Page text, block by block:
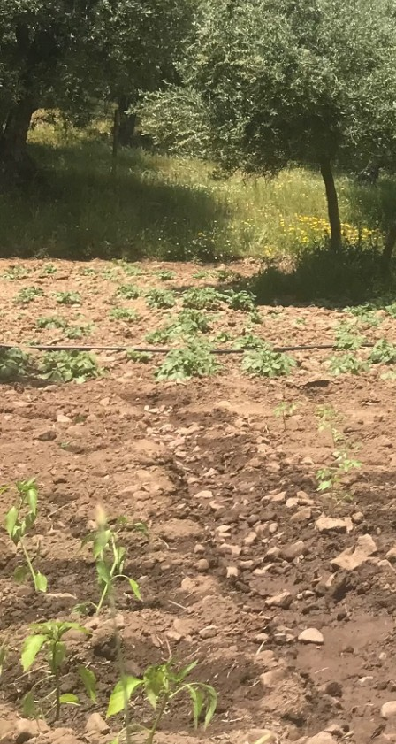
Ingredientes:
2 dl azeite reserva 2lts
2 dl mel de marvão
1 colher de café canela em pó
4 ovos das nossas galinhas
200 grs açúcar
200 grs farinha de trigo sem fermento
1 colher de café erva-doce em pó
Instruções:
1- Bata muito bem numa taça o azeite, açúcar, mel e os ovos.
2- Adicione a canela e a erva doce.
3- Bata a massa adicionando farinha de trigo.
4 - Ponha a massa numa forma, barrada com margarina e com
farinha em pó.
5 - Leve a cozer em forno moderado cerca de + ou - 40
minutos.
Tabela de Nutrição
Calories: 424kcal | Carbohydrates: 50g | Protein: 6g | Fat:
24g | Saturated Fat: 4g | Cholesterol: 67mg | Sodium: 75mg |
Potassium: 140mg | Fiber: 2g | Sugar: 33g | Vitamin A: 103IU
| Calcium: 45mg | Iron: 1mg
Contactos|Termos Protecção de Dados|Termos e
Condições de Compras Online|Como comprar?|Livro de
reclamações online|Ocupações de tempos livres|Politica
Cookies|Direito de livre resolução